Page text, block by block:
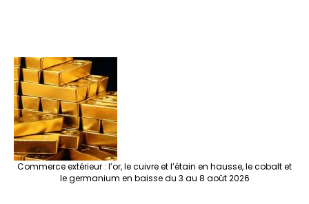
Commerce extérieur : l’or, le cuivre et l’étain en hausse, le cobalt et
le germanium en baisse du 3 au 8 août 2026